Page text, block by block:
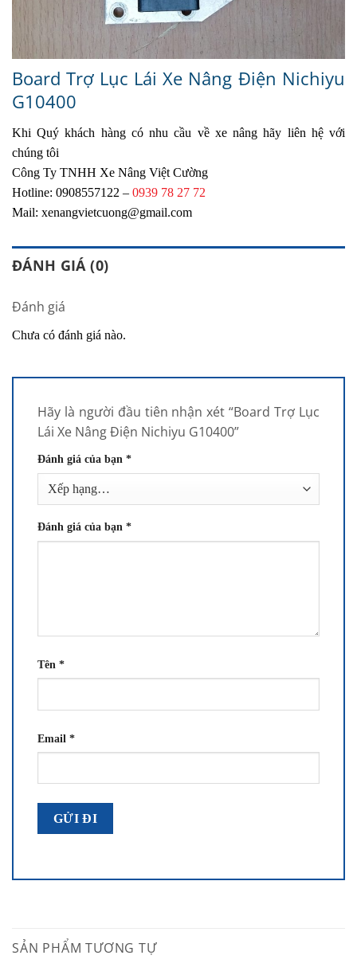
Board Trợ Lục Lái Xe Nâng Điện Nichiyu
G10400
Khi Quý khách hàng có nhu cầu về xe nâng hãy liên hệ với
chúng tôi
Công Ty TNHH Xe Nâng Việt Cường
Hotline: 0908557122 – 0939 78 27 72
Mail: xenangvietcuong@gmail.com
ĐÁNH GIÁ (0)
Đánh giá
Chưa có đánh giá nào.
Hãy là người đầu tiên nhận xét “Board Trợ Lục
Lái Xe Nâng Điện Nichiyu G10400”
Đánh giá của bạn *
Đánh giá của bạn *
Tên *
Email *
SẢN PHẨM TƯƠNG TỰ